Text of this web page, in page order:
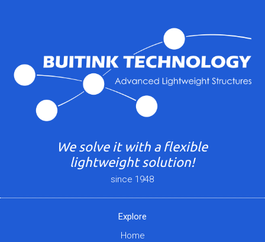
We solve it with a flexible
lightweight solution!
since 1948
Explore
Home